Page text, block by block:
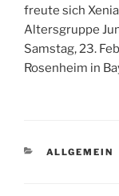
freute sich
Altersgruppe
Samstag, 23.
Rosenheim in
KATEGORIEN
ALLGEMEIN